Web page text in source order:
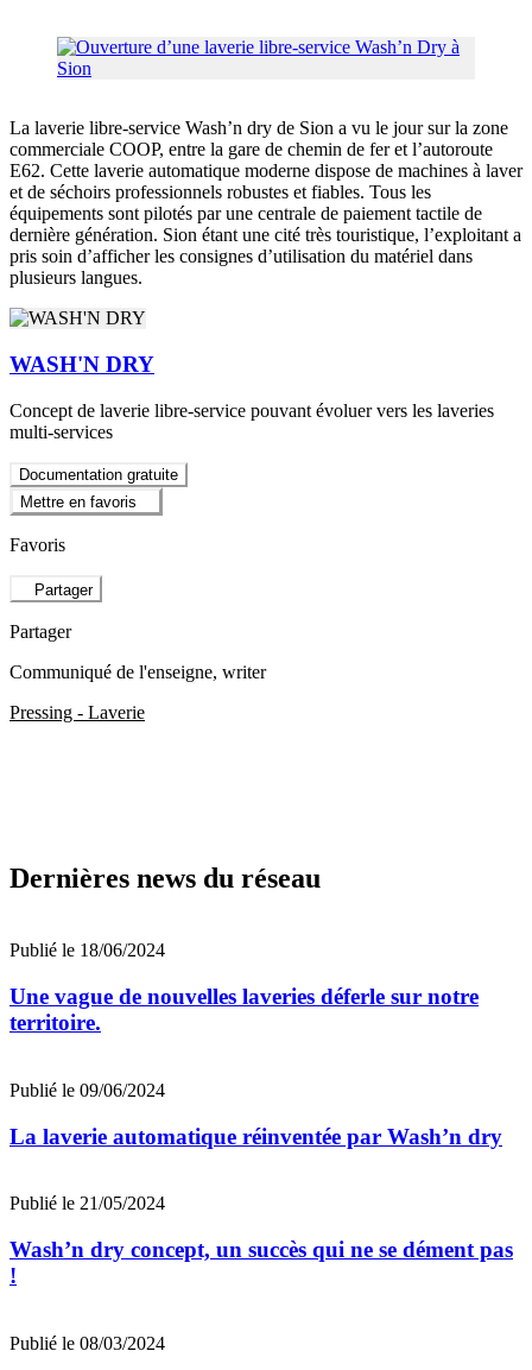
La laverie libre-service Wash’n dry de Sion a vu le jour sur la zone
commerciale COOP, entre la gare de chemin de fer et l’autoroute
E62. Cette laverie automatique moderne dispose de machines à laver
et de séchoirs professionnels robustes et fiables. Tous les
équipements sont pilotés par une centrale de paiement tactile de
dernière génération. Sion étant une cité très touristique, l’exploitant a
pris soin d’afficher les consignes d’utilisation du matériel dans
plusieurs langues.
WASH'N DRY
Concept de laverie libre-service pouvant évoluer vers les laveries
multi-services
Documentation gratuite
Mettre en favoris
Favoris
Partager
Partager
Communiqué de l'enseigne, writer
Pressing - Laverie
Dernières news du réseau
Publié le 18/06/2024
Une vague de nouvelles laveries déferle sur notre
territoire.
Publié le 09/06/2024
La laverie automatique réinventée par Wash’n dry
Publié le 21/05/2024
Wash’n dry concept, un succès qui ne se dément pas
!
Publié le 08/03/2024